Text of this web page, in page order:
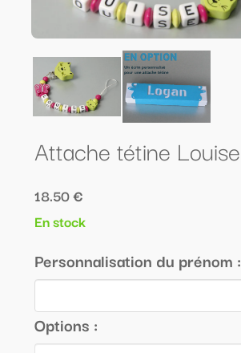
Attache tétine Louise
18.50 €
En stock
Personnalisation du prénom :
Options :